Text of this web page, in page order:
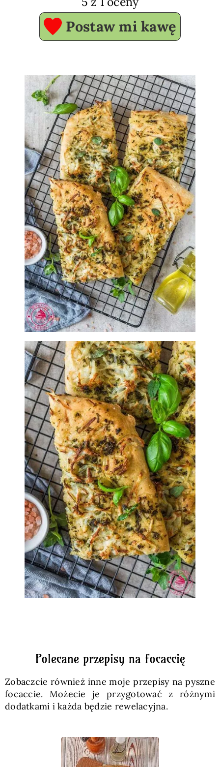
Postaw mi kawę
Polecane przepisy na focaccię
Zobaczcie również inne moje przepisy na pyszne
focaccie. Możecie je przygotować z różnymi
dodatkami i każda będzie rewelacyjna.